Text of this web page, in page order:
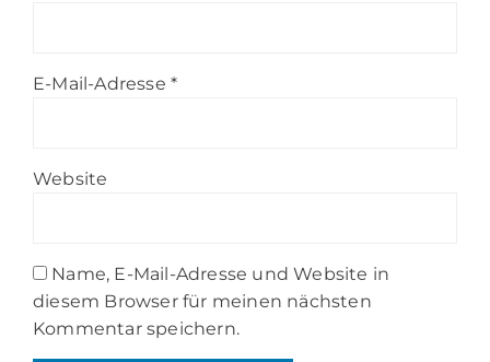
E-Mail-Adresse *
Website
Name, E-Mail-Adresse und Website in
diesem Browser für meinen nächsten
Kommentar speichern.